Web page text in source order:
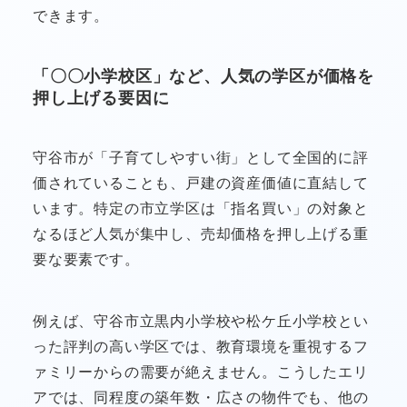
できます。
「〇〇小学校区」など、人気の学区が価格を
押し上げる要因に
守谷市が「子育てしやすい街」として全国的に評
価されていることも、戸建の資産価値に直結して
います。特定の市立学区は「指名買い」の対象と
なるほど人気が集中し、売却価格を押し上げる重
要な要素です。
例えば、守谷市立黒内小学校や松ケ丘小学校とい
った評判の高い学区では、教育環境を重視するフ
ァミリーからの需要が絶えません。こうしたエリ
アでは、同程度の築年数・広さの物件でも、他の